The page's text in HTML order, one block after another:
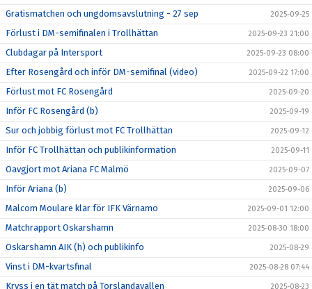
Gratismatchen och ungdomsavslutning - 27 sep 2025-09-25
Förlust i DM-semifinalen i Trollhättan 2025-09-23 21:00
Clubdagar på Intersport 2025-09-23 08:00
Efter Rosengård och inför DM-semifinal (video) 2025-09-22 17:00
Förlust mot FC Rosengård 2025-09-20
Inför FC Rosengård (b) 2025-09-19
Sur och jobbig förlust mot FC Trollhättan 2025-09-12
Inför FC Trollhättan och publikinformation 2025-09-11
Oavgjort mot Ariana FC Malmö 2025-09-07
Inför Ariana (b) 2025-09-06
Malcom Moulare klar för IFK Värnamo 2025-09-01 12:00
Matchrapport Oskarshamn 2025-08-30 18:00
Oskarshamn AIK (h) och publikinfo 2025-08-29
Vinst i DM-kvartsfinal 2025-08-28 07:44
Kryss i en tät match på Torslandavallen 2025-08-23